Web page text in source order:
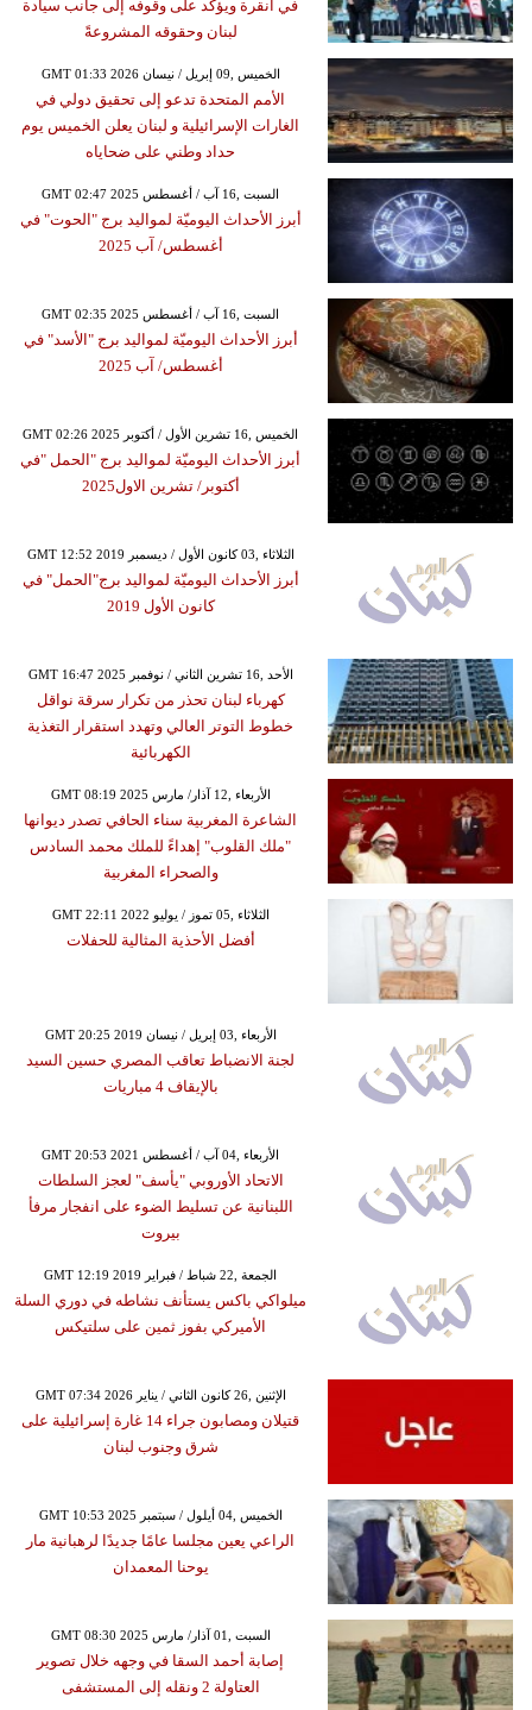
في أنقرة ويؤكد على وقوفه إلى جانب سيادة
لبنان وحقوقه المشروعةً
GMT 01:33 2026 الخميس ,09 إبريل / نيسان
الأمم المتحدة تدعو إلى تحقيق دولي في
الغارات الإسرائيلية و لبنان يعلن الخميس يوم
حداد وطني على ضحاياه
GMT 02:47 2025 السبت ,16 آب / أغسطس
أبرز الأحداث اليوميّة لمواليد برج "الحوت" في
أغسطس/ آب 2025
GMT 02:35 2025 السبت ,16 آب / أغسطس
أبرز الأحداث اليوميّة لمواليد برج "الأسد" في
أغسطس/ آب 2025
GMT 02:26 2025 الخميس ,16 تشرين الأول / أكتوبر
أبرز الأحداث اليوميّة لمواليد برج "الحمل "في
أكتوبر/ تشرين الاول2025
GMT 12:52 2019 الثلاثاء ,03 كانون الأول / ديسمبر
أبرز الأحداث اليوميّة لمواليد برج"الحمل" في
كانون الأول 2019
GMT 16:47 2025 الأحد ,16 تشرين الثاني / نوفمبر
كهرباء لبنان تحذر من تكرار سرقة نواقل
خطوط التوتر العالي وتهدد استقرار التغذية
الكهربائية
GMT 08:19 2025 الأربعاء ,12 آذار/ مارس
الشاعرة المغربية سناء الحافي تصدر ديوانها
"ملك القلوب" إهداءً للملك محمد السادس
والصحراء المغربية
GMT 22:11 2022 الثلاثاء ,05 تموز / يوليو
أفضل الأحذية المثالية للحفلات
GMT 20:25 2019 الأربعاء ,03 إبريل / نيسان
لجنة الانضباط تعاقب المصري حسين السيد
بالإيقاف 4 مباريات
GMT 20:53 2021 الأربعاء ,04 آب / أغسطس
الاتحاد الأوروبي "يأسف" لعجز السلطات
اللبنانية عن تسليط الضوء على انفجار مرفأ
بيروت
GMT 12:19 2019 الجمعة ,22 شباط / فبراير
ميلواكي باكس يستأنف نشاطه في دوري السلة
الأميركي بفوز ثمين على سلتيكس
GMT 07:34 2026 الإثنين ,26 كانون الثاني / يناير
قتيلان ومصابون جراء 14 غارة إسرائيلية على
شرق وجنوب لبنان
GMT 10:53 2025 الخميس ,04 أيلول / سبتمبر
الراعي يعين مجلسا عامًا جديدًا لرهبانية مار
يوحنا المعمدان
GMT 08:30 2025 السبت ,01 آذار/ مارس
إصابة أحمد السقا في وجهه خلال تصوير
العتاولة 2 ونقله إلى المستشفى